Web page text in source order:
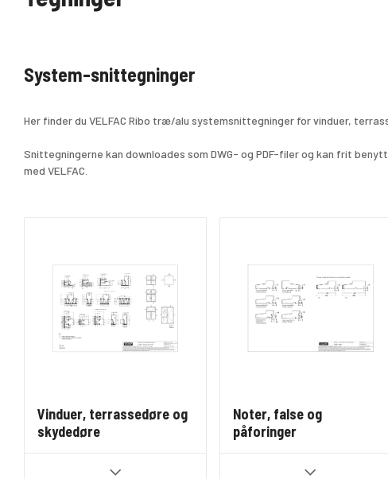
System-snittegninger
Her finder du VELFAC Ribo træ/alu systemsnittegninger for vinduer,
Snittegningerne kan downloades som DWG- og PDF-filer og kan frit
med VELFAC.
Vinduer, terrassedøre og
skydedøre
Noter, false og
påforinger